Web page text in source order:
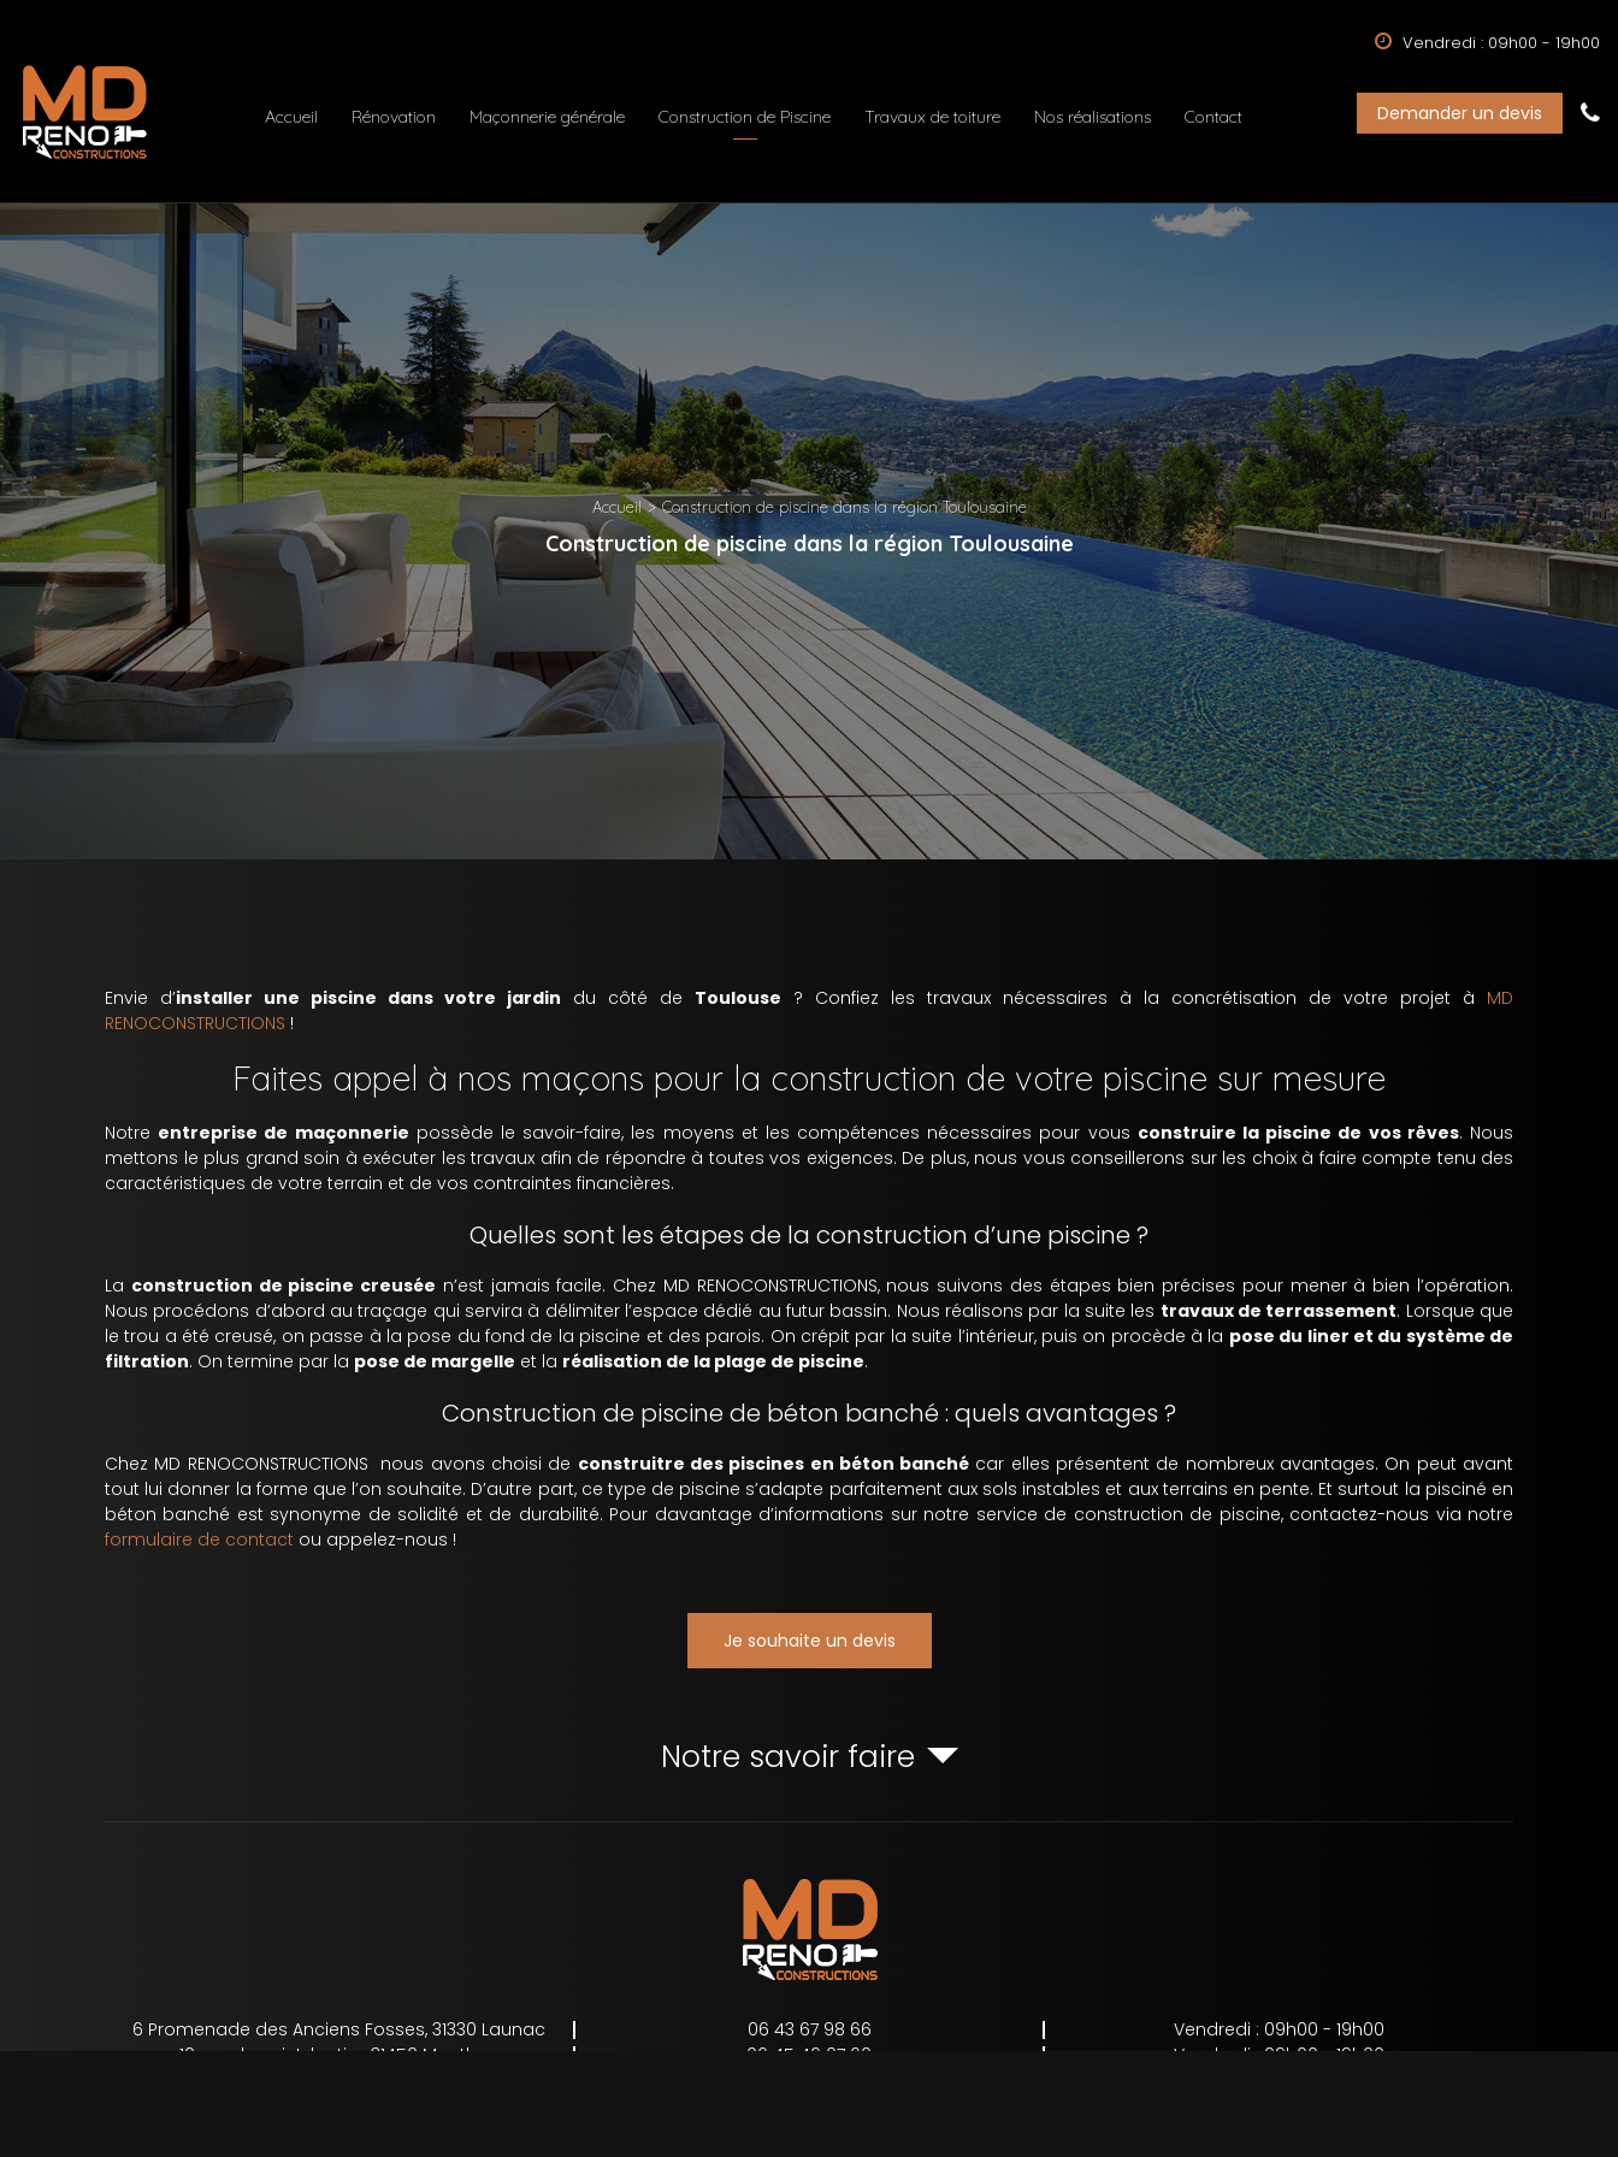
Vendredi : 09h00 - 19h00
Accueil Rénovation Maçonnerie générale Construction de Piscine Travaux de toiture Nos réalisations Contact Demander un devis
Accueil Construction de piscine dans la région Toulousaine
Construction de piscine dans la région Toulousaine
Envie d’installer une piscine dans votre jardin du côté de Toulouse ? Confiez les travaux nécessaires à la concrétisation de votre projet à MD
RENOCONSTRUCTIONS !
Faites appel à nos maçons pour la construction de votre piscine sur mesure
Notre entreprise de maçonnerie possède le savoir-faire, les moyens et les compétences nécessaires pour vous construire la piscine de vos rêves. Nous
mettons le plus grand soin à exécuter les travaux afin de répondre à toutes vos exigences. De plus, nous vous conseillerons sur les choix à faire compte tenu des
caractéristiques de votre terrain et de vos contraintes financières.
Quelles sont les étapes de la construction d’une piscine ?
La construction de piscine creusée n’est jamais facile. Chez MD RENOCONSTRUCTIONS, nous suivons des étapes bien précises pour mener à bien l’opération.
Nous procédons d’abord au traçage qui servira à délimiter l’espace dédié au futur bassin. Nous réalisons par la suite les travaux de terrassement. Lorsque que
le trou a été creusé, on passe à la pose du fond de la piscine et des parois. On crépit par la suite l’intérieur, puis on procède à la pose du liner et du système de
filtration. On termine par la pose de margelle et la réalisation de la plage de piscine.
Construction de piscine de béton banché : quels avantages ?
Chez MD RENOCONSTRUCTIONS nous avons choisi de construitre des piscines en béton banché car elles présentent de nombreux avantages. On peut avant
tout lui donner la forme que l’on souhaite. D’autre part, ce type de piscine s’adapte parfaitement aux sols instables et aux terrains en pente. Et surtout la pisciné en
béton banché est synonyme de solidité et de durabilité. Pour davantage d’informations sur notre service de construction de piscine, contactez-nous via notre
formulaire de contact ou appelez-nous !
Je souhaite un devis
Notre savoir faire
6 Promenade des Anciens Fosses, 31330 Launac 06 43 67 98 66
Vendredi : 09h00 - 19h00
10 rue de saint-lautier, 31450 Montlaur
06 45 46 07 60 Vendredi : 09h00 - 19h00